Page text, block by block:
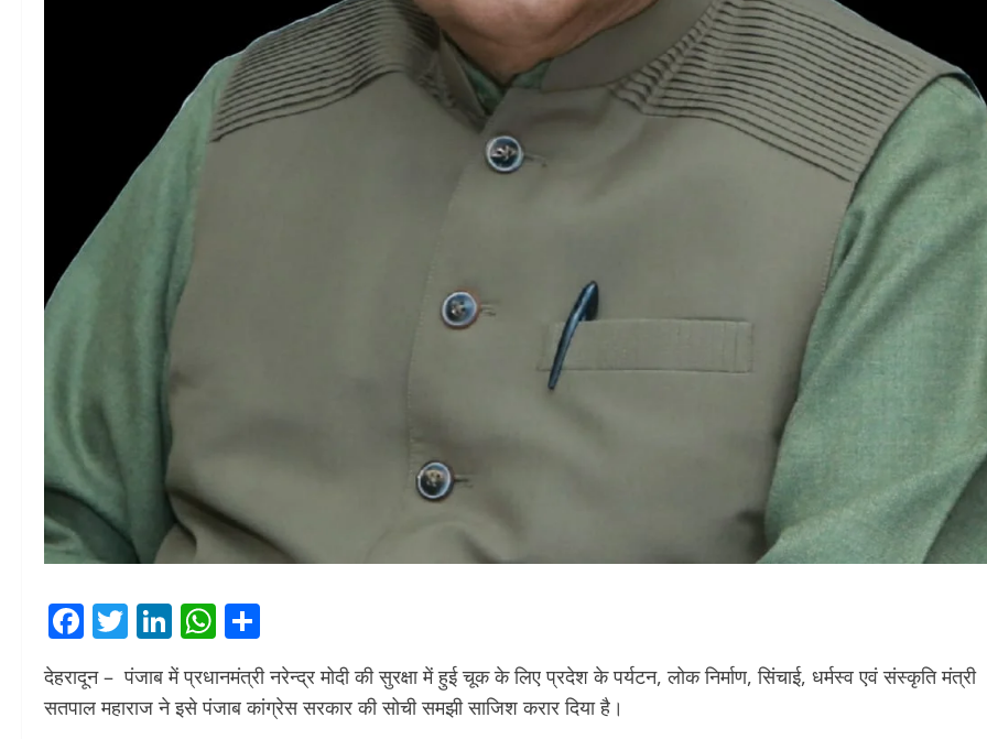
Facebook
Twitter
LinkedIn
WhatsApp
देहरादून – पंजाब में प्रधानमंत्री नरेन्द्र मोदी की सुरक्षा में हुई चूक के लिए प्रदेश के पर्यटन, लोक निर्माण, सिंचाई, धर्मस्व एवं संस्कृति मंत्री
सतपाल महाराज ने इसे पंजाब कांग्रेस सरकार की सोची समझी साजिश करार दिया है।